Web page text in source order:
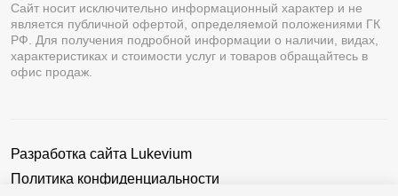
Сайт носит исключительно информационный характер и не
является публичной офертой, определяемой положениями ГК
РФ. Для получения подробной информации о наличии, видах,
характеристиках и стоимости услуг и товаров обращайтесь в
офис продаж.
Разработка сайта Lukevium
Политика конфиденциальности